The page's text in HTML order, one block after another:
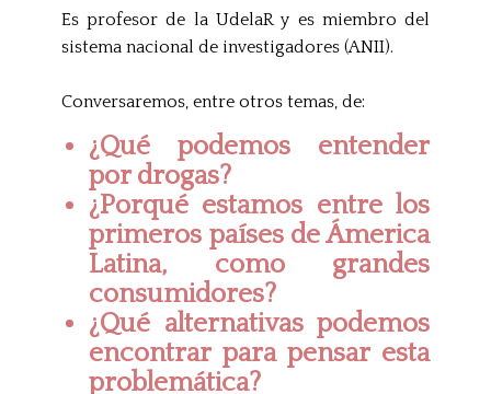
Es profesor de la UdelaR y es miembro del
sistema nacional de investigadores (ANII).
Conversaremos, entre otros temas, de:
¿Qué podemos entender
por drogas?
¿Porqué estamos entre los
primeros países de Ámerica
Latina, como grandes
consumidores?
¿Qué alternativas podemos
encontrar para pensar esta
problemática?